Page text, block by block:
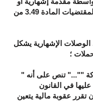
شعار صوتي مخصصين لتلك الغاية طبقا لمقتضيات المادة 3.49 من
الوصلات الإشهارية يشكل
شركة ""..." تنص على أنه "
في القانون
تقرر عقوبة مالية يتعين